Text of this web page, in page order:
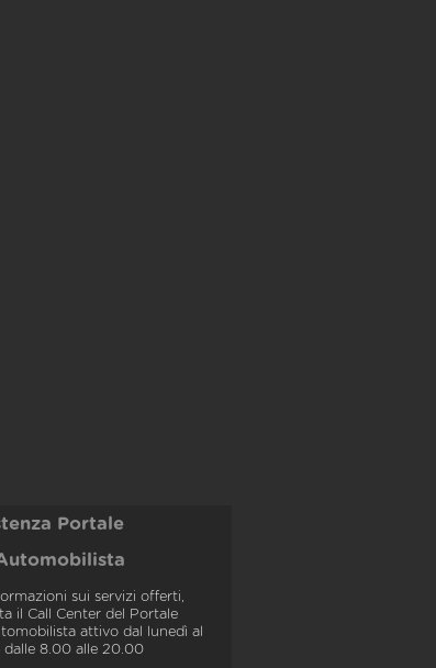
Portale
sui servizi offerti,
il Call Center del Portale
attivo dal lunedì al
dalle 8.00 alle 20.00